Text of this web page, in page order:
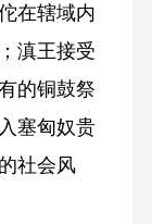
在辖域内
滇王接受
的铜鼓祭
塞匈奴贵
社会风